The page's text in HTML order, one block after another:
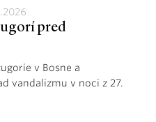
pred
v Bosne a
vandalizmu v noci z 27.